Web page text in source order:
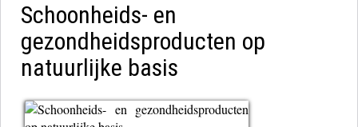
Schoonheids- en
gezondheidsproducten op
natuurlijke basis